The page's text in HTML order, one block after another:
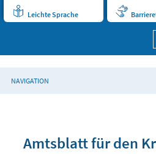
Leichte Sprache
NAVIGATION
Amtsblatt für den